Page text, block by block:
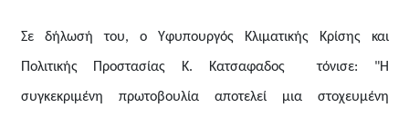
Σε δήλωσή του, ο Υφυπουργός Κλιματικής Κρίσης και
Πολιτικής Προστασίας K. Kατσαφαδος τόνισε: "Η
συγκεκριμένη πρωτοβουλία αποτελεί μια στοχευμένη